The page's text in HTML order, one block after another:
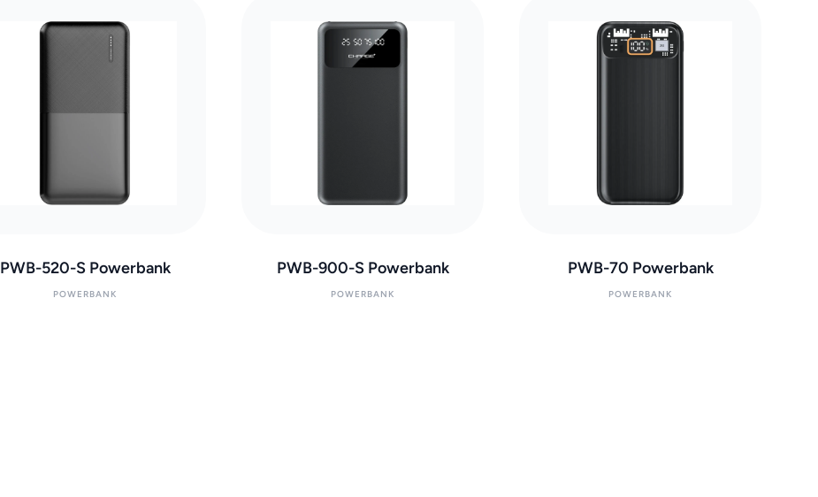
PWB-520-S Powerbank
POWERBANK
PWB-900-S Powerbank
POWERBANK
PWB-70 Powerbank
POWERBANK